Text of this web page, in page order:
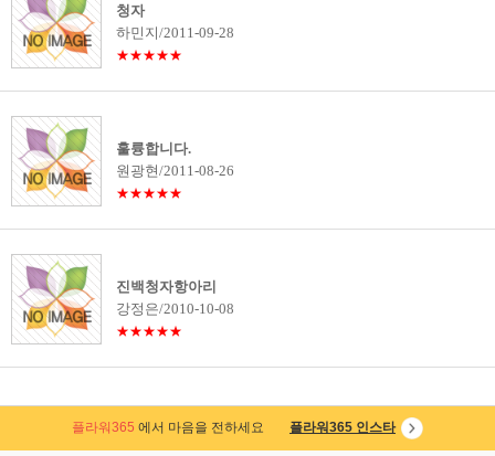
청자
하민지/2011-09-28
★★★★★
훌륭합니다.
원광현/2011-08-26
★★★★★
진백청자항아리
강정은/2010-10-08
★★★★★
플라워365 에서 마음을 전하세요 플라워365 인스타